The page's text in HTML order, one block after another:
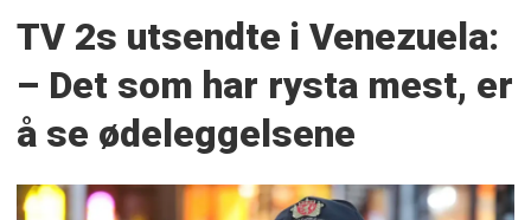
TV 2s utsendte i Venezuela:
– Det som har rysta mest, er
å se ødeleggelsene